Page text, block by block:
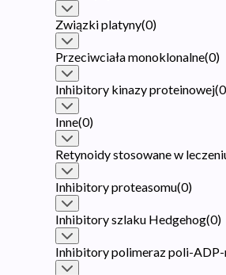
Związki platyny(0)
Przeciwciała monoklonalne(0)
Inhibitory kinazy proteinowej(0
Inne(0)
Retynoidy stosowane w
Inhibitory proteasomu(0)
Inhibitory szlaku Hedgehog(0)
Inhibitory polimeraz poli-